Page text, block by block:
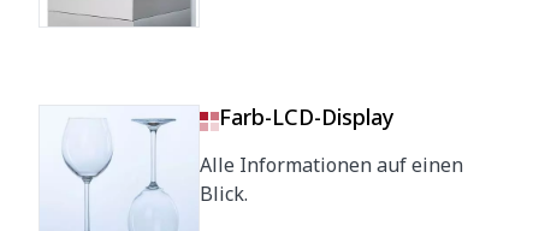
Reinigungstemperatur
Geräuschpetel (1 m. Abstand)
Crated dimensions
Farb-LCD-Display
Alle Informationen auf einen
Blick.